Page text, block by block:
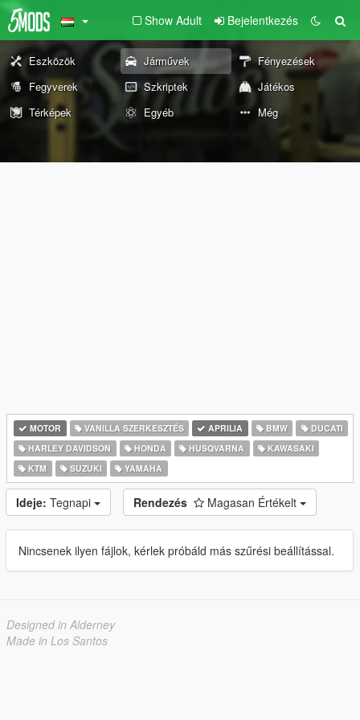
Show Adult Bejelentkezés
Eszközök Járművek
Fényezések
Fegyverek
Szkriptek
Játékos
Térképek
Egyéb Még
MOTOR VANILLA SZERKESZTÉS APRILIA BMW
DUCATI
HARLEY DAVIDSON
HONDA HUSQVARNA
KAWASAKI
KTM
SUZUKI YAMAHA
Ideje: Tegnapi Rendezés Magasan Értékelt
Nincsenek ilyen fájlok, kérlek próbáld más szűrési beállítással.
Designed in Alderney
Made in Los Santos